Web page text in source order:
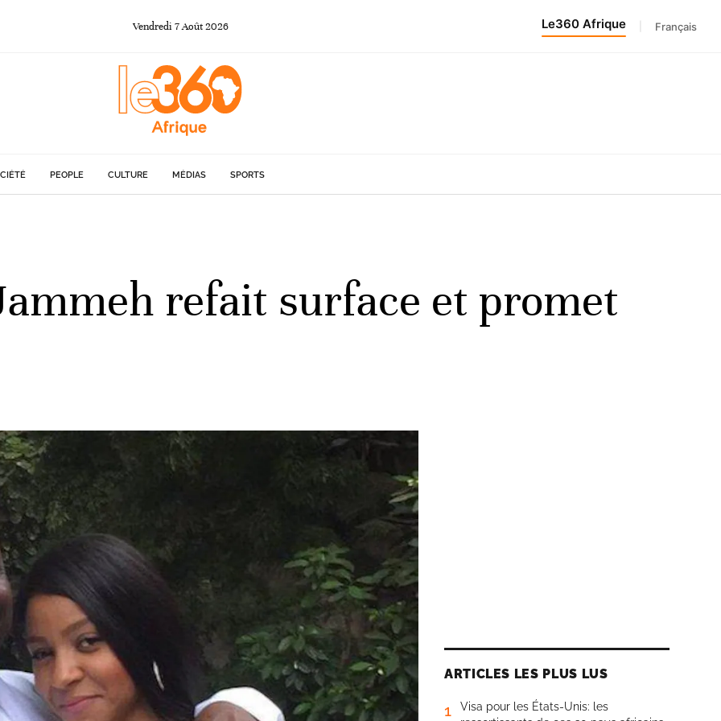
Vendredi 7Août 2026 Le360 Afrique Français
PEOPLE CULTURE MÉDIAS SPORTS
refait surface et promet
ARTICLES LES PLUS LUS
1
Visa pour les États-Unis: les